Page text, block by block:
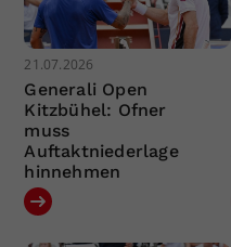
21.07.2026
Generali Open
Kitzbühel: Ofner
muss
Auftaktniederlage
hinnehmen